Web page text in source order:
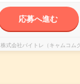
応募へ進む
株式会社バイトレ（キャムコム